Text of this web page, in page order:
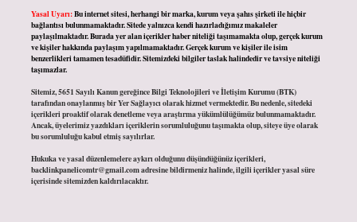
Yasal Uyarı:Bu internet sitesi, herhangi bir marka, kurum veya şahıs şirketi ile hiçbir
bağlantısı bulunmamaktadır. Sitede yalnızca kendi hazırladığımız makaleler
paylaşılmaktadır. Burada yer alan içerikler haber niteliği taşımamakta olup, gerçek kurum
ve kişiler hakkında paylaşım yapılmamaktadır. Gerçek kurum ve kişiler ile isim
benzerlikleri tamamen tesadüfidir. Sitemizdeki bilgiler taslak halindedir ve tavsiye niteliği
taşımazlar.
Sitemiz, 5651 Sayılı Kanun gereğince Bilgi Teknolojileri ve İletişim Kurumu (BTK)
tarafından onaylanmış bir Yer Sağlayıcı olarak hizmet vermektedir. Bu nedenle, sitedeki
içerikleri proaktif olarak denetleme veya araştırma yükümlülüğümüz bulunmamaktadır.
Ancak, üyelerimiz yazdıkları içeriklerin sorumluluğunu taşımakta olup, siteye üye olarak
bu sorumluluğu kabul etmiş sayılırlar.
Hukuka ve yasal düzenlemelere aykırı olduğunu düşündüğünüz içerikleri,
backlinkpanelicomtr@gmail.comadresine bildirmeniz halinde, ilgili içerikler yasal süre
içerisinde sitemizden kaldırılacaktır.